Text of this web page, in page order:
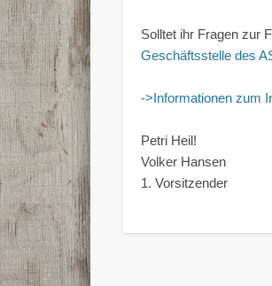
Solltet ihr Fragen zur
Geschäftsstelle des
->Informationen zum
Petri Heil!
Volker Hansen
1. Vorsitzender